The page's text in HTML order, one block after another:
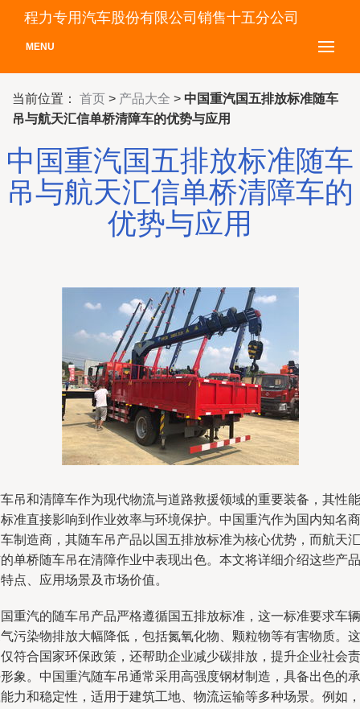
程力专用汽车股份有限公司销售十五分公司
MENU
当前位置： 首页 > 产品大全 > 中国重汽国五排放标准随车
吊与航天汇信单桥清障车的优势与应用
中国重汽国五排放标准随车
吊与航天汇信单桥清障车的
优势与应用
吊和清障车作为现代物流与道路救援领域的重要装备，其性能
准直接影响到作业效率与环境保护。中国重汽作为国内知名商
制造商，其随车吊产品以国五排放标准为核心优势，而航天汇
单桥随车吊在清障作业中表现出色。本文将详细介绍这些产品
点、应用场景及市场价值。
重汽的随车吊产品严格遵循国五排放标准，这一标准要求车辆
污染物排放大幅降低，包括氮氧化物、颗粒物等有害物质。这
符合国家环保政策，还帮助企业减少碳排放，提升企业社会责
象。中国重汽随车吊通常采用高强度钢材制造，具备出色的承
力和稳定性，适用于建筑工地、物流运输等多种场景。例如，